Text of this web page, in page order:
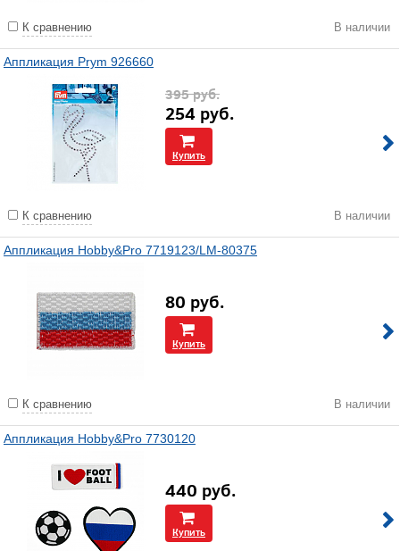
К сравнению В наличии
Аппликация Prym 926660
395руб.
254 руб.
Купить
К сравнению В наличии
Аппликация Hobby&Pro 7719123/LM-80375
80 руб.
Купить
К сравнению В наличии
Аппликация Hobby&Pro 7730120
440 руб.
Купить